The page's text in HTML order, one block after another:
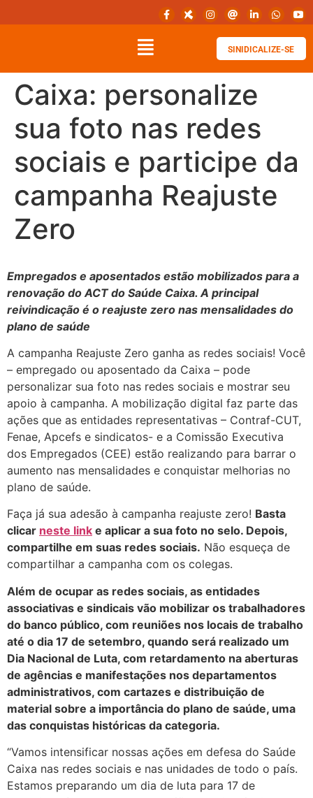
SINIDICALIZE-SE
Caixa: personalize
sua foto nas redes
sociais e participe da
campanha Reajuste
Zero
Empregados e aposentados estão mobilizados para a
renovação do ACT do Saúde Caixa. A principal
reivindicação é o reajuste zero nas mensalidades do
plano de saúde
A campanha Reajuste Zero ganha as redes sociais! Você
– empregado ou aposentado da Caixa – pode
personalizar sua foto nas redes sociais e mostrar seu
apoio à campanha. A mobilização digital faz parte das
ações que as entidades representativas – Contraf-CUT,
Fenae, Apcefs e sindicatos- e a Comissão Executiva
dos Empregados (CEE) estão realizando para barrar o
aumento nas mensalidades e conquistar melhorias no
plano de saúde.
Faça já sua adesão à campanha reajuste zero! Basta
clicar neste link e aplicar a sua foto no selo. Depois,
compartilhe em suas redes sociais. Não esqueça de
compartilhar a campanha com os colegas.
Além de ocupar as redes sociais, as entidades
associativas e sindicais vão mobilizar os trabalhadores
do banco público, com reuniões nos locais de trabalho
até o dia 17 de setembro, quando será realizado um
Dia Nacional de Luta, com retardamento na aberturas
de agências e manifestações nos departamentos
administrativos, com cartazes e distribuição de
material sobre a importância do plano de saúde, uma
das conquistas históricas da categoria.
“Vamos intensificar nossas ações em defesa do Saúde
Caixa nas redes sociais e nas unidades de todo o país.
Estamos preparando um dia de luta para 17 de